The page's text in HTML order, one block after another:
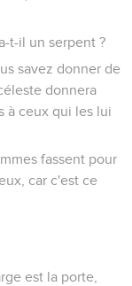
t-il un serpent ?
savez donner de
donnera
à ceux qui les lui
fassent pour
car c'est ce
est la porte,